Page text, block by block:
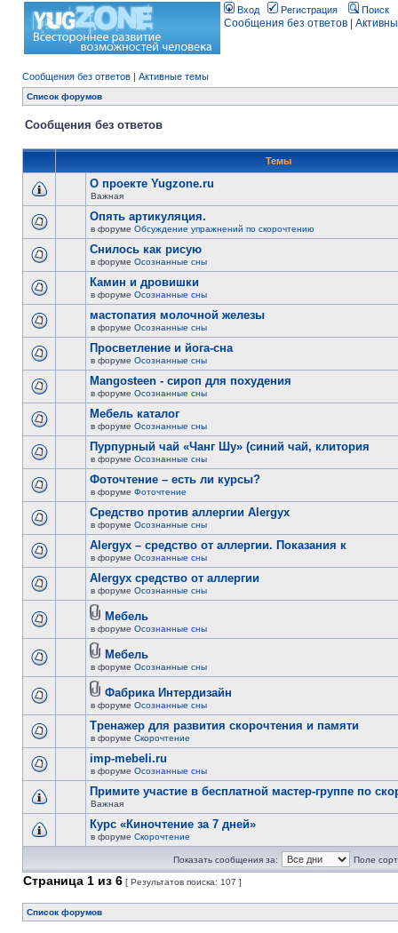
Вход Регистрация Поиск
Сообщения без ответов
Сообщения без ответов | Активные темы
Список форумов
Сообщения без ответов
Темы
О проекте Yugzone.ru
Важная
Опять артикуляция.
в форуме Обсуждение упражнений по скорочтению
Снилось как рисую
в форуме Осознанные сны
Камин и дровишки
в форуме Осознанные сны
мастопатия молочной железы
в форуме Осознанные сны
Просветление и йога-сна
в форуме Осознанные сны
Mangosteen - сироп для похудения
в форуме Осознанные сны
Мебель каталог
в форуме Осознанные сны
Пурпурный чай «Чанг Шу» (синий чай, клитория
в форуме Осознанные сны
Фоточтение – есть ли курсы?
в форуме Фоточтение
Cредство против аллергии Alergyx
в форуме Осознанные сны
Alergyx – средство от аллергии. Показания к
в форуме Осознанные сны
Alergyx средство от аллергии
в форуме Осознанные сны
Мебель
в форуме Осознанные сны
Мебель
в форуме Осознанные сны
Фабрика Интердизайн
в форуме Осознанные сны
Тренажер для развития скорочтения и памяти
в форуме Скорочтение
imp-mebeli.ru
в форуме Осознанные сны
Примите участие в бесплатной мастер-группе по
Важная
Курс «Киночтение за 7 дней»
в форуме Скорочтение
Показать сообщения за: Поле
Страница 1 из 6 [ Результатов поиска: 107 ]
Список форумов